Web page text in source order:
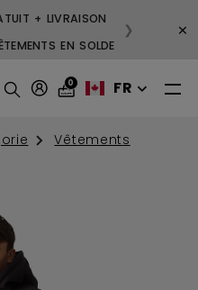
+ LIVRAISON
EN SOLDE
❯ ×
0 FR
Vêtements